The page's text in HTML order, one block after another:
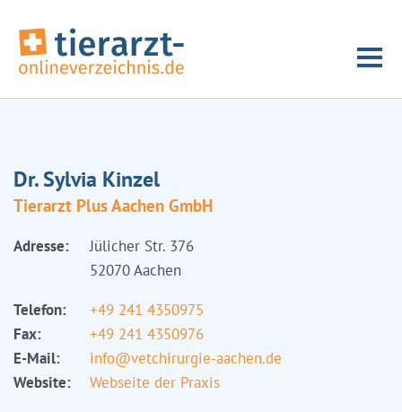
Dr. Sylvia Kinzel
Tierarzt Plus Aachen GmbH
Adresse:
Jülicher Str. 376
52070 Aachen
Telefon:
+49 241 4350975
Fax:
+49 241 4350976
E-Mail:
info@vetchirurgie-aachen.de
Website:
Webseite der Praxis